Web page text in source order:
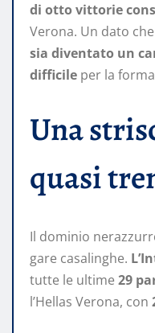
di otto vittorie
Verona. Un dato
sia diventato un
difficile per la
Una
quasi
Il dominio
gare casalinghe.
tutte le ultime 29
l’Hellas Verona, con